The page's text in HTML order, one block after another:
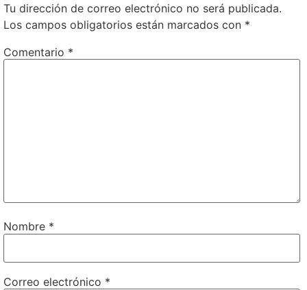
Tu dirección de correo electrónico no será publicada.
Los campos obligatorios están marcados con *
Comentario *
Nombre *
Correo electrónico *